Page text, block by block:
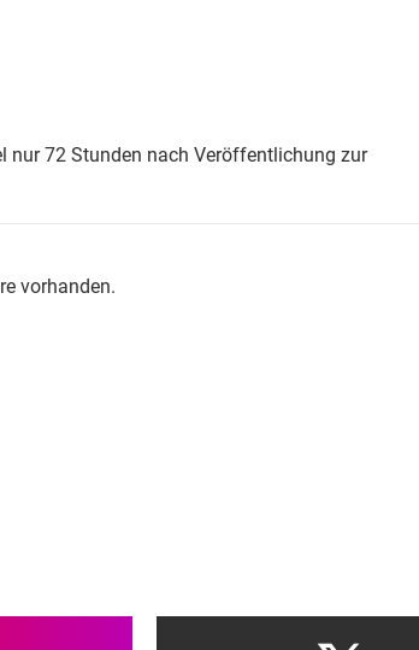
nur 72 Stunden nach Veröffentlichung zur
vorhanden.